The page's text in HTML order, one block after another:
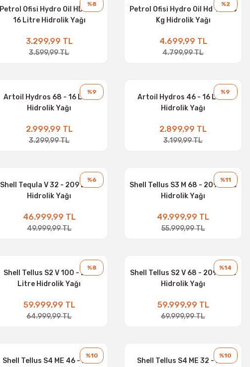
%8
Petrol Ofisi Hydro Oil HD 46 -
16 Litre Hidrolik Yağı
3.299,99 TL
3.599,99 TL
%2
Petrol Ofisi Hydro Oil Hd 10 - 15
Kg Hidrolik Yağı
4.699,99 TL
4.799,99 TL
%9
Artoil Hydros 68 - 16 Litre
Hidrolik Yağı
2.999,99 TL
3.299,99 TL
%9
Artoil Hydros 46 - 16 Litre
Hidrolik Yağı
2.899,99 TL
3.199,99 TL
%6
Shell Tequla V 32 - 209 Litre
Hidrolik Yağı
46.999,99 TL
49.999,99 TL
%11
Shell Tellus S3 M 68 - 209 Litre
Hidrolik Yağı
49.999,99 TL
55.999,99 TL
%8
Shell Tellus S2 V 100 - 209
Litre Hidrolik Yağı
59.999,99 TL
64.999,99 TL
%14
Shell Tellus S2 V 68 - 209 Litre
Hidrolik Yağı
59.999,99 TL
69.999,99 TL
%10
Shell Tellus S4 ME 46 - 209
%10
Shell Tellus S4 ME 32 - 209